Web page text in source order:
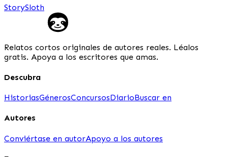
StorySloth
Relatos cortos originales de autores reales. Léalos
gratis. Apoya a los escritores que amas.
Descubra
HistoriasGénerosConcursosDiarioBuscar en
Autores
Conviértase en autorApoyo a los autores